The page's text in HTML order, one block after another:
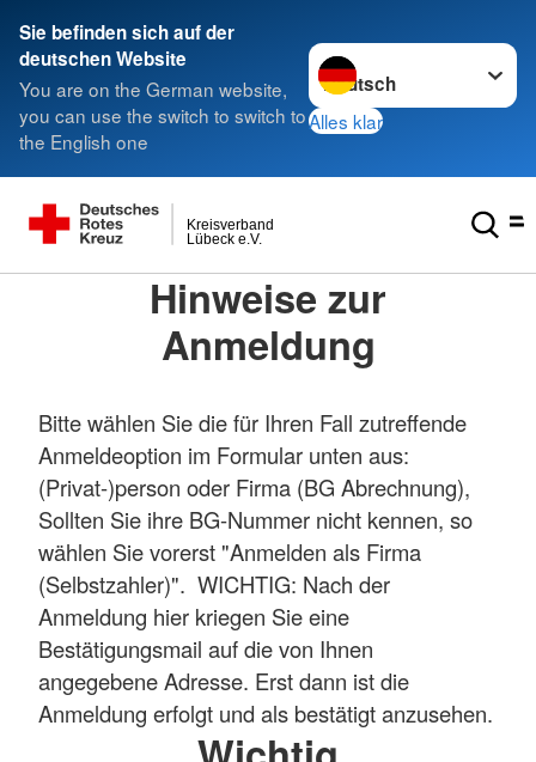
Sie befinden sich auf der
deutschen Website
You are on the German website,
you can use the switch to switch to
the English one
Sprache wechseln zu
Alles klar
Lübeck e.V.
Kreisverband
Hinweise zur
Anmeldung
Bitte wählen Sie die für Ihren Fall zutreffende
Anmeldeoption im Formular unten aus:
(Privat-)person oder Firma (BG Abrechnung),
Sollten Sie ihre BG-Nummer nicht kennen, so
wählen Sie vorerst "Anmelden als Firma
(Selbstzahler)". WICHTIG: Nach der
Anmeldung hier kriegen Sie eine
Bestätigungsmail auf die von Ihnen
angegebene Adresse. Erst dann ist die
Anmeldung erfolgt und als bestätigt anzusehen.